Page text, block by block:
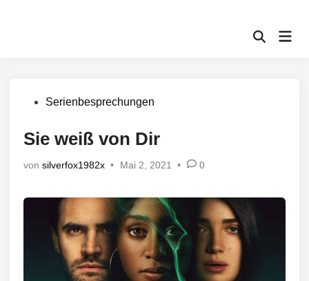
Suche
Veröffentlicht
Serienbesprechungen
Sie weiß von Dir
von silverfox1982x • Mai 2, 2021 • 0